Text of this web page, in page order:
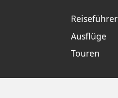
Reiseführer
Ausflüge
Touren